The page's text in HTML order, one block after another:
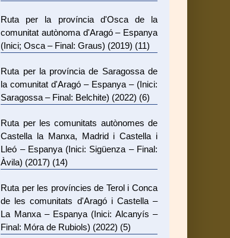
Ruta per la província d'Osca de la
comunitat autònoma d'Aragó – Espanya
(Inici; Osca – Final: Graus) (2019) (11)
Ruta per la província de Saragossa de
la comunitat d'Aragó – Espanya – (Inici:
Saragossa – Final: Belchite) (2022) (6)
Ruta per les comunitats autònomes de
Castella la Manxa, Madrid i Castella i
Lleó – Espanya (Inici: Sigüenza – Final:
Àvila) (2017) (14)
Ruta per les províncies de Terol i Conca
de les comunitats d'Aragó i Castella –
La Manxa – Espanya (Inici: Alcanyís –
Final: Móra de Rubiols) (2022) (5)